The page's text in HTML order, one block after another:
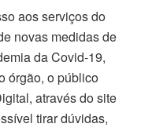
aos serviços do
novas medidas de
da Covid-19,
órgão, o público
através do site
tirar dúvidas,